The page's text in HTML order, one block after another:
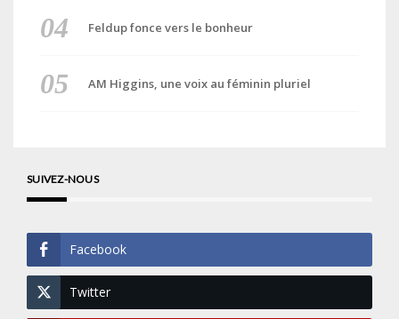
Feldup fonce vers le bonheur
AM Higgins, une voix au féminin pluriel
SUIVEZ-NOUS
Facebook
Twitter